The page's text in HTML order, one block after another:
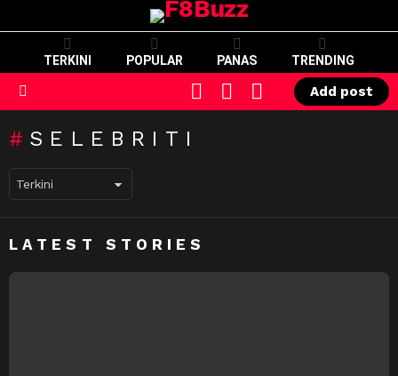
TERKINI POPULAR PANAS TRENDING
SWITCH
SKIN
CART LOGIN
Add post
SELEBRITI
LATEST STORIES